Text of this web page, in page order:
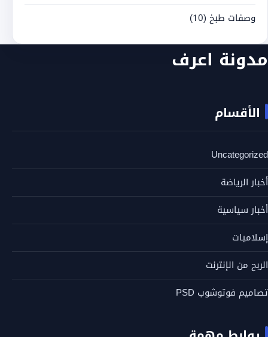
وصفات طبخ (10)
مدونة اعرف
الأقسام
Uncategorized
أخبار الرياضة
أخبار سياسية
إسلاميات
الربح من الإنترنت
تصاميم فوتوشوب PSD